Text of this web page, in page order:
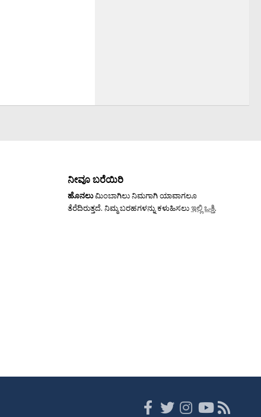
ನೀವೂ ಬರೆಯಿರಿ
ಹೊನಲುಮಿಂಬಾಗಿಲು ನಿಮಗಾಗಿ ಯಾವಾಗಲೂ
ತೆರೆದಿರುತ್ತದೆ. ನಿಮ್ಮ ಬರಹಗಳನ್ನು ಕಳುಹಿಸಲುಇಲ್ಲಿ ಒತ್ತಿ.